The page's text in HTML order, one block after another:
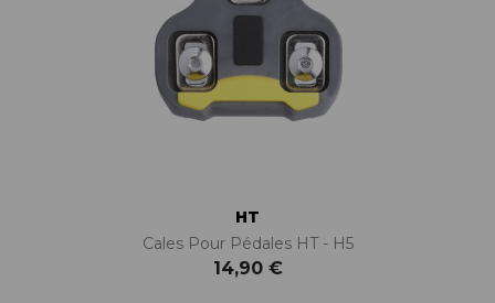
HT
Cales Pour Pédales HT - H5
14,90 €